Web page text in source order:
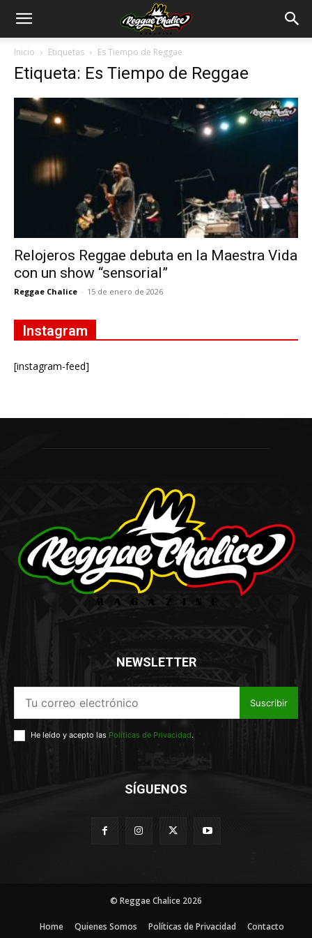
Inicio Etiquetas Es Tiempo de Reggae
Etiqueta: Es Tiempo de Reggae
Relojeros Reggae debuta en la Maestra Vida
con un show “sensorial”
Reggae Chalice - 15 de enero de 2026
Instagram
[instagram-feed]
NEWSLETTER
Suscribir
He leído y acepto las Políticas de Privacidad.
SÍGUENOS
© Reggae Chalice 2026
Home Quienes Somos Políticas de Privacidad Contacto